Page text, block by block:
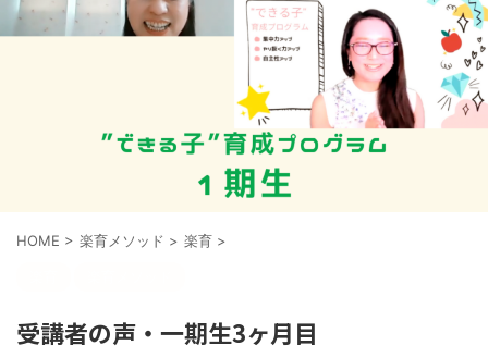
HOME > 楽育メソッド > 楽育 >
受講者の声・一期生3ヶ月目